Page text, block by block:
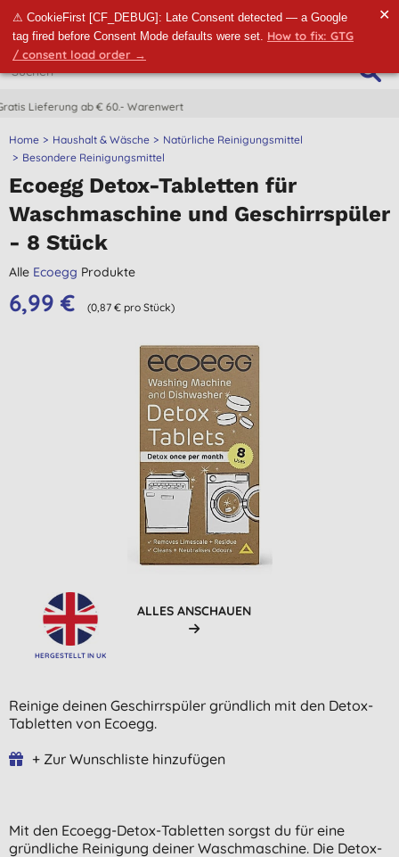
⚠ CookieFirst [CF_DEBUG]: Late Consent detected — a Google
tag fired before Consent Mode defaults were set. How to fix: GTG
/ consent load order →
✕
Home Haushalt & Wäsche
Natürliche Reinigungsmittel
Besondere Reinigungsmittel
Ecoegg Detox-Tabletten für
Waschmaschine und Geschirrspüler
- 8 Stück
Alle Ecoegg Produkte
6,99 € (0,87 € pro Stück)
HERGESTELLT IN UK
ALLES ANSCHAUEN
Reinige deinen Geschirrspüler gründlich mit den Detox-
Tabletten von Ecoegg.
+ Zur Wunschliste hinzufügen
Mit den Ecoegg-Detox-Tabletten sorgst du für eine
gründliche Reinigung deiner Waschmaschine. Die Detox-